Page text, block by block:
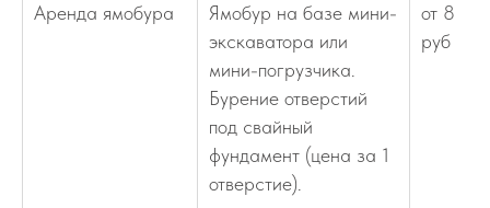
Аренда ямобура
Ямобур на базе мини-
экскаватора или
мини-погрузчика.
Бурение отверстий
под свайный
фундамент (цена за 1
отверстие).
от 8
руб